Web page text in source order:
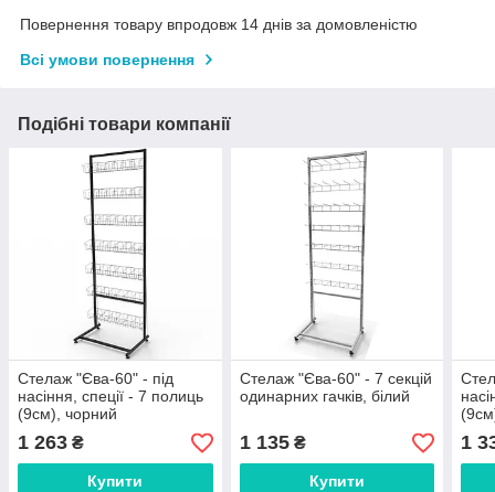
Повернення товару впродовж 14 днів за домовленістю
Всі умови повернення
Подібні товари компанії
Стелаж "Єва-60" - під
насіння, спеції - 7 полиць
(9см), чорний
1 263 ₴
Купити
Стелаж "Єва-60" - 7 секцій
одинарних гачків, білий
1 135₴
Купити
1